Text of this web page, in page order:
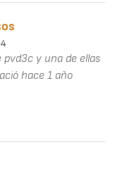
pvd3c y una de ellas
hace 1 año